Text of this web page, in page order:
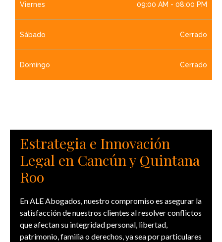
Viernes 09:00 AM - 08:00 PM
Sábado Cerrado
Domingo Cerrado
Estrategia e Innovación
Legal en Cancún y Quintana
Roo
En ALE Abogados, nuestro compromiso es asegurar la
satisfacción de nuestros clientes al resolver conflictos
que afectan su integridad personal, libertad,
patrimonio, familia o derechos, ya sea por particulares